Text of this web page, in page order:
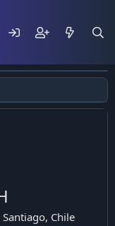
Santiago, Chile